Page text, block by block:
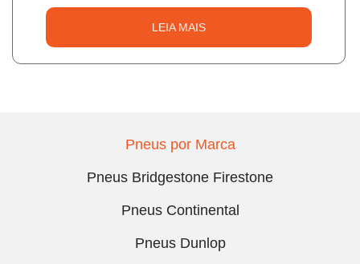
LEIA MAIS
Pneus por Marca
Pneus Bridgestone Firestone
Pneus Continental
Pneus Dunlop